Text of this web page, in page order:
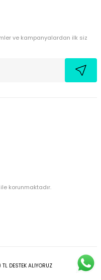
ve kampanyalardan ilk siz
korunmaktadır.
DESTEK ALIYORUZ